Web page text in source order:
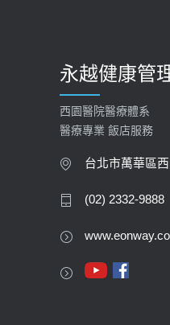
永越健康管
西園醫院醫療體系
醫療專業 飯店服務
台北市萬華區
(02) 2332-9888